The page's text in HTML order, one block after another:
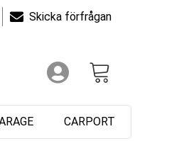
Skicka förfrågan
CARPORT